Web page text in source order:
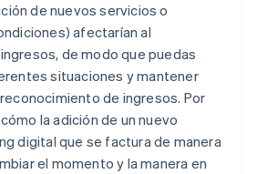
de nuevos servicios o
afectarían al
de modo que puedas
situaciones y mantener
de ingresos. Por
la adición de un nuevo
digital que se factura de manera
el momento y la manera en